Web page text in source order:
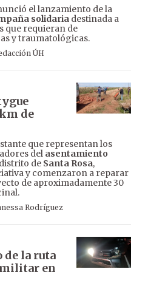
el lanzamiento de la
solidaria destinada a
que requieran de
y traumatológicas.
ÚH
de
que representan los
del asentamiento
de Santa Rosa,
y comenzaron a reparar
de aproximadamente 30
Rodríguez
la ruta
militar en